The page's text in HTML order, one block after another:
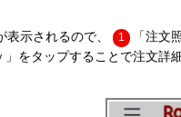
表示されるので、 1
「注文
」をタップすることで注文